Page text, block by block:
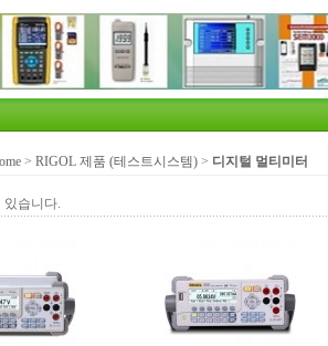
> RIGOL 제품 (테스트시스템) > 디지털 멀티미터
있습니다.